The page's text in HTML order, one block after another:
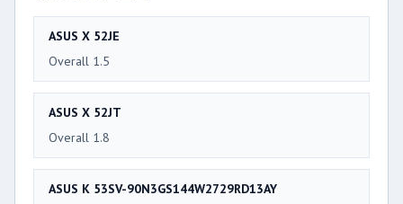
ASUS X 52JE
Overall 1.5
ASUS X 52JT
Overall 1.8
ASUS K 53SV-90N3GS144W2729RD13AY